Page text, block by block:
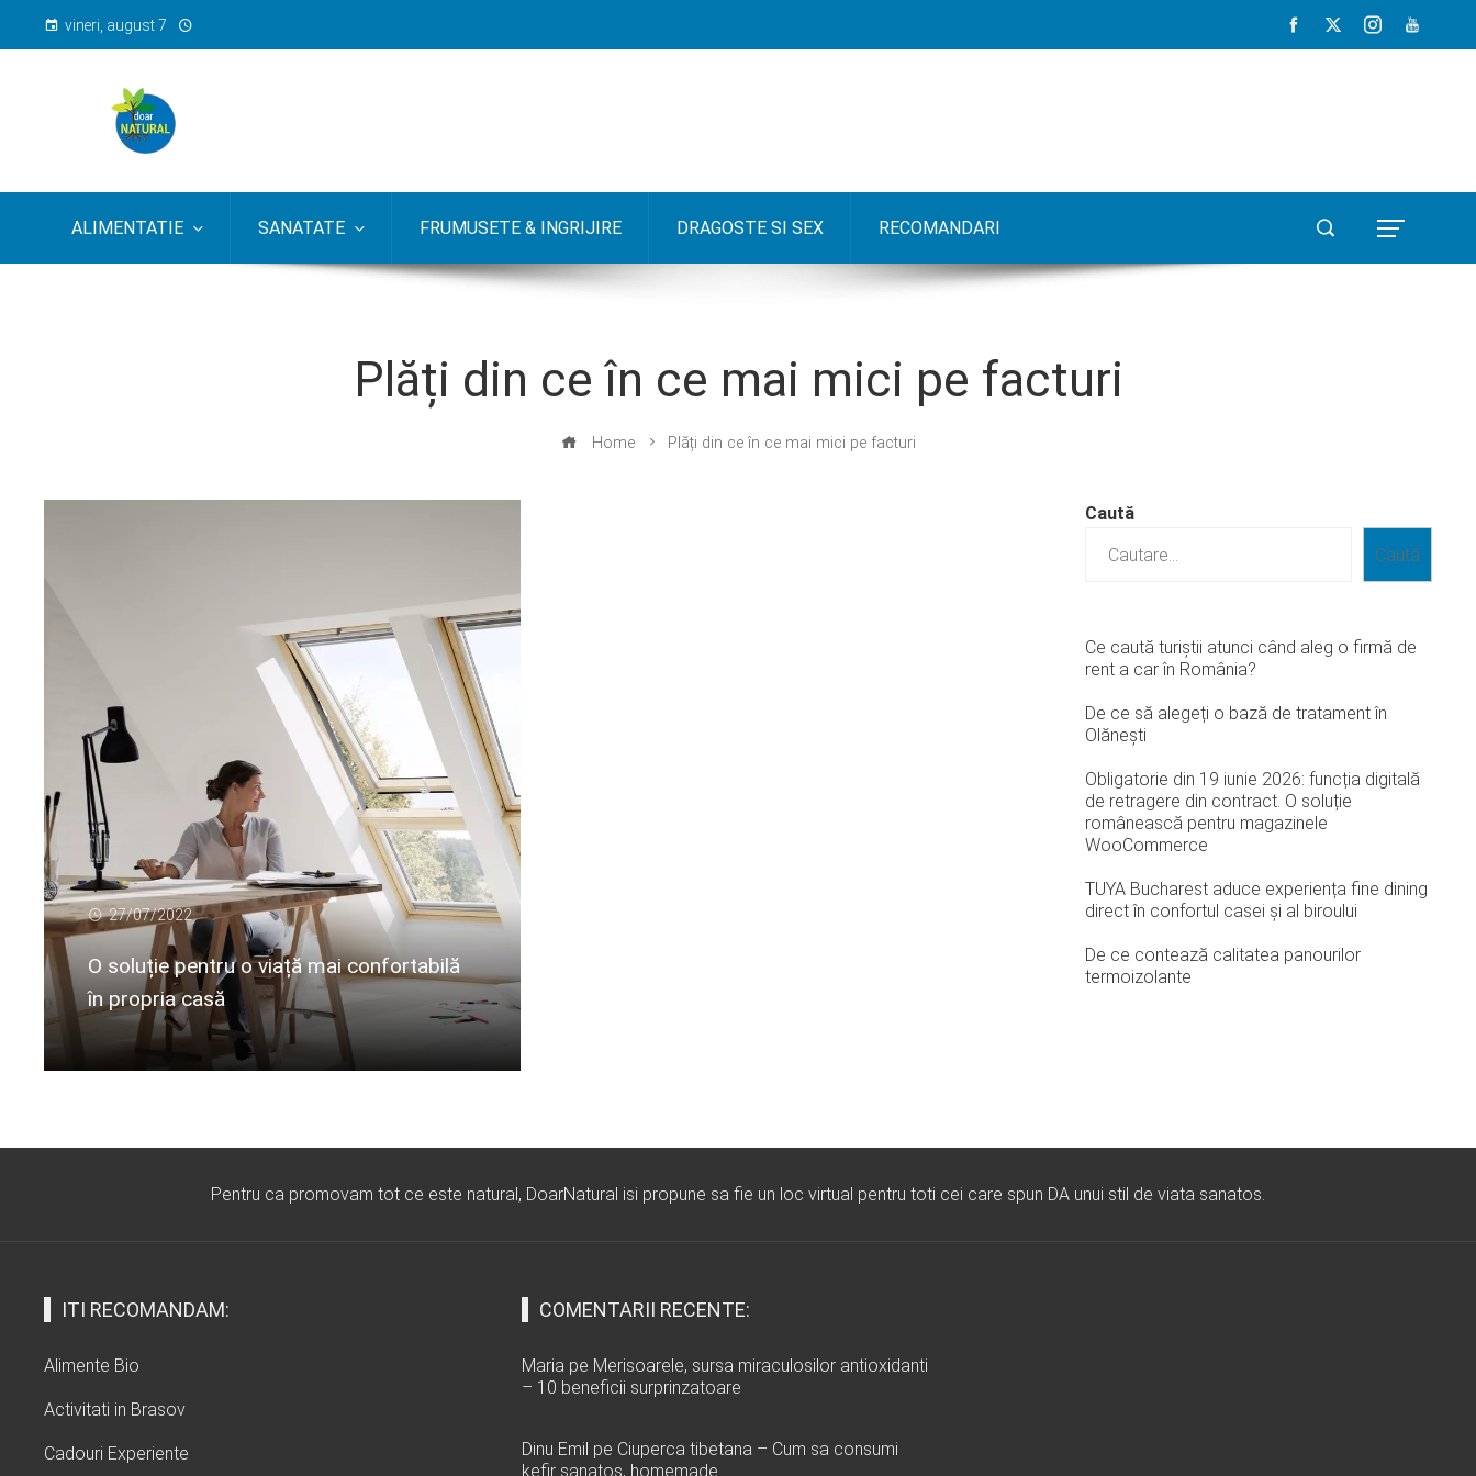
vineri, august 7
ALIMENTATIE SANATATE FRUMUSETE & INGRIJIRE DRAGOSTE SI SEX RECOMANDARI
Plăți din ce în ce mai mici pe facturi
Home Plăți din ce în ce mai mici pe facturi
27/07/2022
O soluție pentru o viață mai confortabilă
în propria casă
Citeste mai departe...
Caută
Caută
Ce caută turiștii atunci când aleg o firmă de
rent a car în România?
De ce să alegeți o bază de tratament în
Olănești
Obligatorie din 19 iunie 2026: funcția digitală
de retragere din contract. O soluție
românească pentru magazinele
WooCommerce
TUYA Bucharest aduce experiența fine dining
direct în confortul casei și al biroului
De ce contează calitatea panourilor
termoizolante
Pentru ca promovam tot ce este natural, DoarNatural isi propune sa fie un loc virtual pentru toti cei care spun DA unui stil de viata sanatos.
ITI RECOMANDAM:
Alimente Bio
Activitati in Brasov
Cadouri Experiente
COMENTARII RECENTE:
Maria pe Merisoarele, sursa miraculosilor antioxidanti
– 10 beneficii surprinzatoare
Dinu Emil pe Ciuperca tibetana – Cum sa consumi
kefir sanatos, homemade